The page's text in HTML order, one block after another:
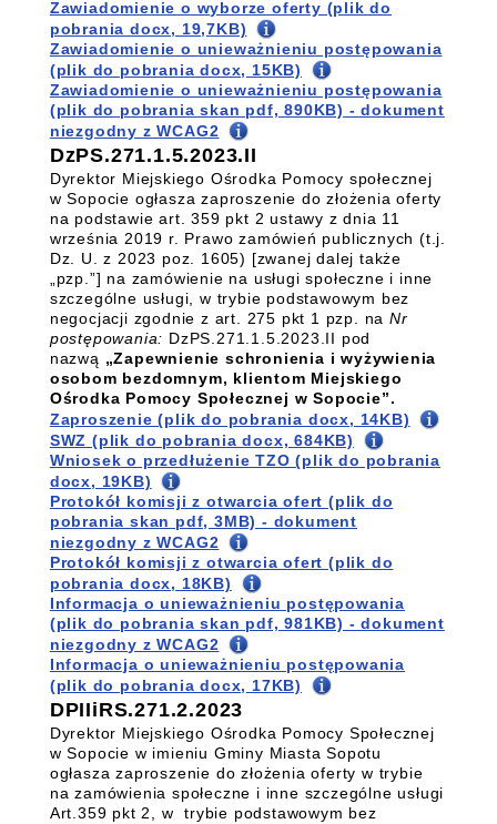
Zawiadomienie o wyborze oferty (plik do
pobrania docx, 19,7KB)
Zawiadomienie o unieważnieniu postępowania
(plik do pobrania docx, 15KB)
Zawiadomienie o unieważnieniu postępowania
(plik do pobrania skan pdf, 890KB) - dokument
niezgodny z WCAG2
DzPS.271.1.5.2023.II
Dyrektor Miejskiego Ośrodka Pomocy społecznej
w Sopocie ogłasza zaproszenie do złożenia oferty
na podstawie art. 359 pkt 2 ustawy z dnia 11
września 2019 r. Prawo zamówień publicznych (t.j.
Dz. U. z 2023 poz. 1605) [zwanej dalej także
„pzp.”] na zamówienie na usługi społeczne i inne
szczególne usługi, w trybie podstawowym bez
negocjacji zgodnie z art. 275 pkt 1 pzp. na Nr
postępowania: DzPS.271.1.5.2023.II pod
nazwą „Zapewnienie schronienia i wyżywienia
osobom bezdomnym, klientom Miejskiego
Ośrodka Pomocy Społecznej w Sopocie”.
Zaproszenie (plik do pobrania docx, 14KB)
SWZ (plik do pobrania docx, 684KB)
Wniosek o przedłużenie TZO (plik do pobrania
docx, 19KB)
Protokół komisji z otwarcia ofert (plik do
pobrania skan pdf, 3MB) - dokument
niezgodny z WCAG2
Protokół komisji z otwarcia ofert (plik do
pobrania docx, 18KB)
Informacja o unieważnieniu postępowania
(plik do pobrania skan pdf, 981KB) - dokument
niezgodny z WCAG2
Informacja o unieważnieniu postępowania
(plik do pobrania docx, 17KB)
DPIIiRS.271.2.2023
Dyrektor Miejskiego Ośrodka Pomocy Społecznej
w Sopocie w imieniu Gminy Miasta Sopotu
ogłasza zaproszenie do złożenia oferty w trybie
na zamówienia społeczne i inne szczególne usługi
Art.359 pkt 2, w trybie podstawowym bez